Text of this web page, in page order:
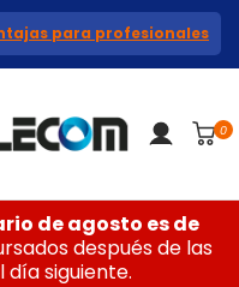
para profesionales
0
de agosto es de
después de las
día siguiente.